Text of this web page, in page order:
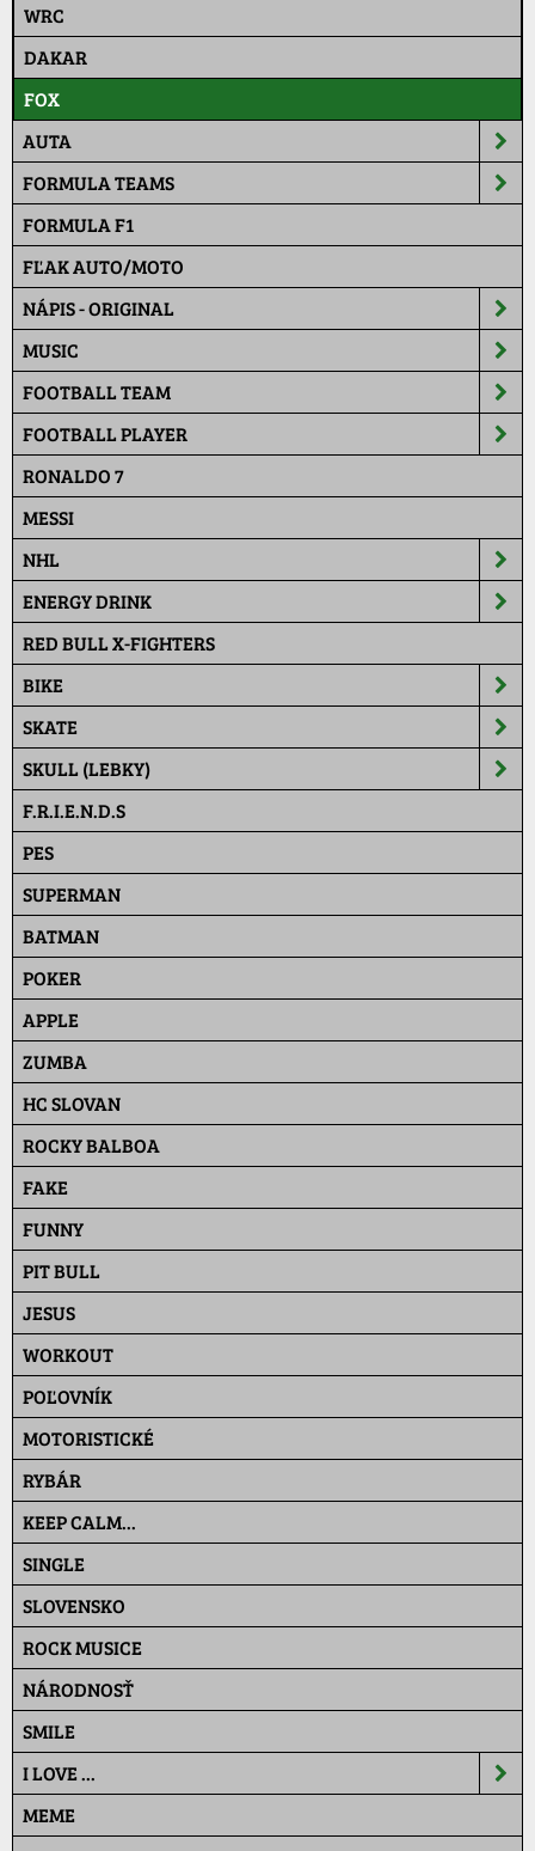
WRC
DAKAR
FOX
AUTA
FORMULA TEAMS
FORMULA F1
FĽAK AUTO/MOTO
NÁPIS - ORIGINAL
MUSIC
FOOTBALL TEAM
FOOTBALL PLAYER
RONALDO 7
MESSI
NHL
ENERGY DRINK
RED BULL X-FIGHTERS
BIKE
SKATE
SKULL (LEBKY)
F.R.I.E.N.D.S
PES
SUPERMAN
BATMAN
POKER
APPLE
ZUMBA
HC SLOVAN
ROCKY BALBOA
FAKE
FUNNY
PIT BULL
JESUS
WORKOUT
POĽOVNÍK
MOTORISTICKÉ
RYBÁR
KEEP CALM...
SINGLE
SLOVENSKO
ROCK MUSICE
NÁRODNOSŤ
SMILE
I LOVE ...
MEME